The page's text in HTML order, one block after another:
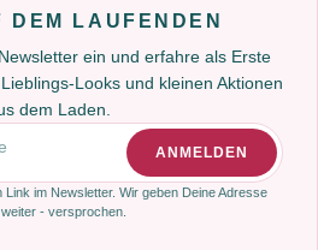
DEM LAUFENDEN
ein und erfahre als Erste
Looks und kleinen Aktionen
dem Laden.
ANMELDEN
im Newsletter. Wir geben Deine Adresse
- versprochen.